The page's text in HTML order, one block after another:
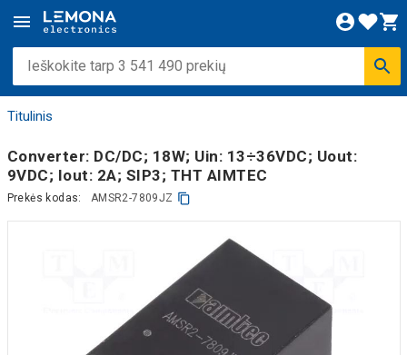
Titulinis
Converter: DC/DC; 18W; Uin: 13÷36VDC; Uout:
9VDC; Iout: 2A; SIP3; THT AIMTEC
Prekės kodas: AMSR2-7809JZ